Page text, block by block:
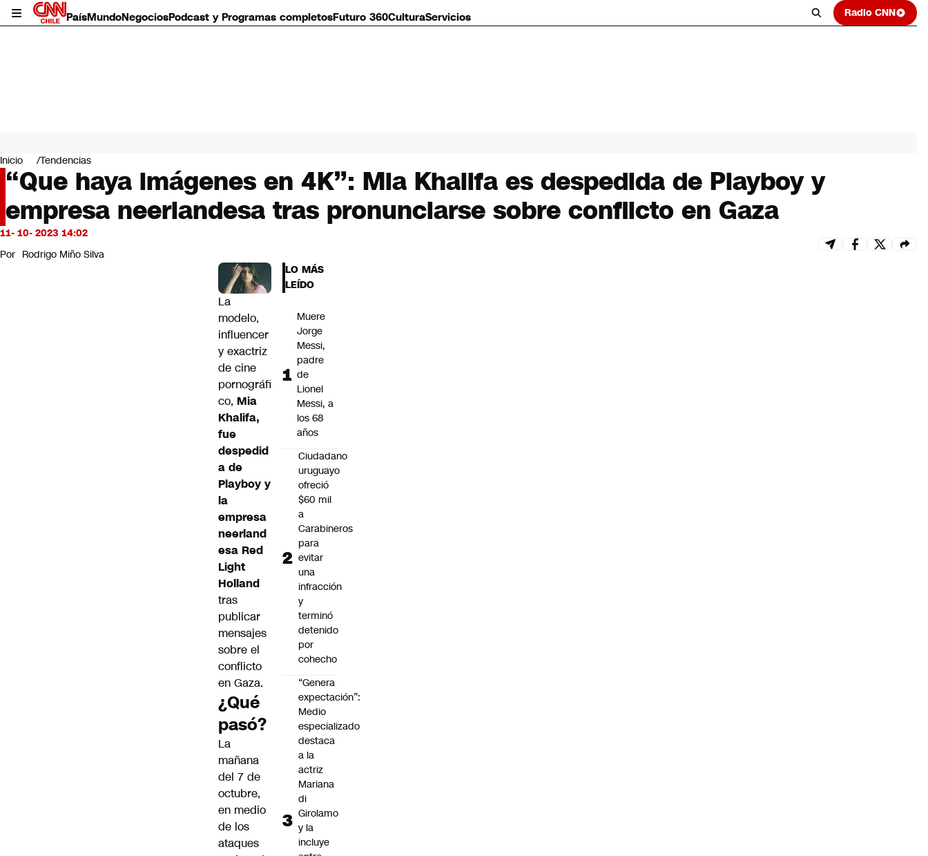
PaísMundoNegociosPodcast y Programas completosFuturo 360CulturaServicios Radio CNN
Mundo
Negocios
Deportes
Programas completos
Cultura
Servicios
Bits
CNN Data
Inicio Tendencias
“Que haya imágenes en 4K”: Mia Khalifa es despedida de Playboy y
empresa neerlandesa tras pronunciarse sobre conflicto en Gaza
11- 10- 2023 14:02
Por Rodrigo Miño Silva
La
modelo,
influencer
y exactriz
de cine
pornográfi
co, Mia
Khalifa,
fue
despedid
a de
Playboy y
la
empresa
neerland
esa Red
Light
Holland
tras
publicar
mensajes
sobre el
conflicto
en Gaza.
¿Qué
pasó?
La
mañana
del 7 de
octubre,
en medio
de los
ataques
LO MÁS
LEÍDO
Muere
Jorge
Messi,
padre
de
Lionel
Messi, a
los 68
años
Ciudadano
uruguayo
ofreció
$60 mil
a
Carabineros
para
evitar
una
infracción
y
terminó
detenido
por
cohecho
“Genera
expectación”:
Medio
especializado
destaca
a la
actriz
Mariana
di
Girolamo
y la
incluye